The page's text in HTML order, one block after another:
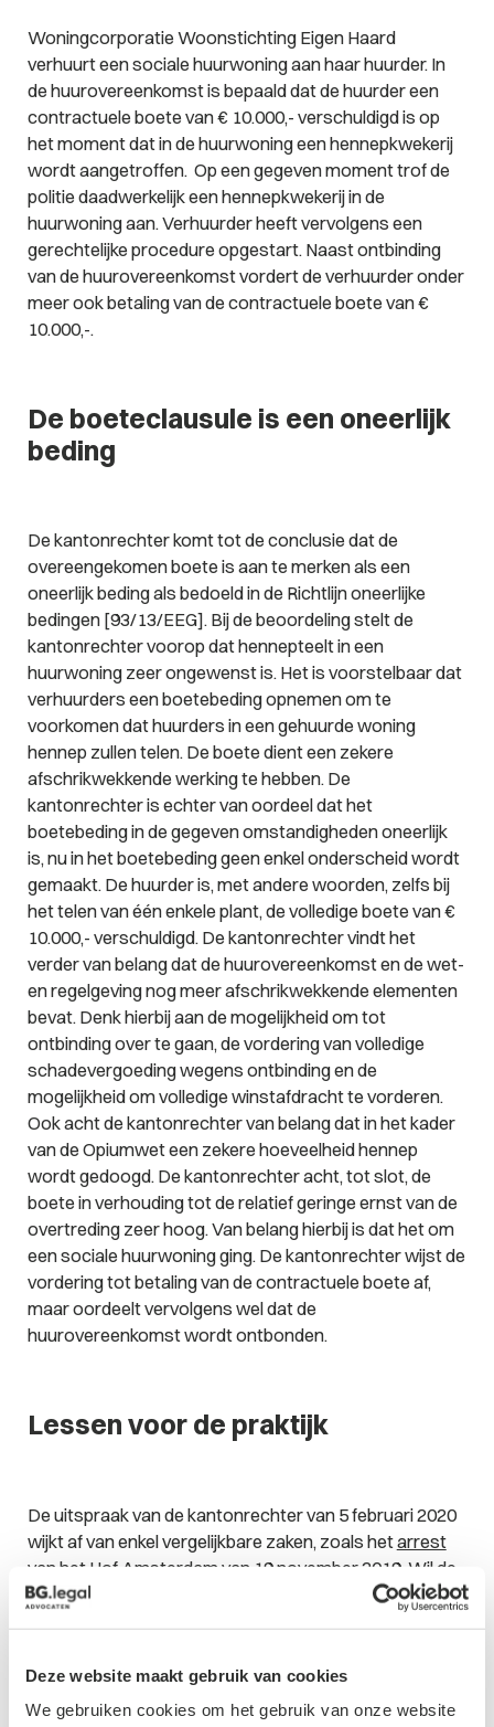
Deze website maakt gebruik van cookies
We gebruiken cookies om het gebruik van onze website
Woningcorporatie Woonstichting Eigen Haard
verhuurt een sociale huurwoning aan haar huurder. In
de huurovereenkomst is bepaald dat de huurder een
contractuele boete van € 10.000,- verschuldigd is op
het moment dat in de huurwoning een hennepkwekerij
wordt aangetroffen. Op een gegeven moment trof de
politie daadwerkelijk een hennepkwekerij in de
huurwoning aan. Verhuurder heeft vervolgens een
gerechtelijke procedure opgestart. Naast ontbinding
van de huurovereenkomst vordert de verhuurder onder
meer ook betaling van de contractuele boete van €
10.000,-.
De boeteclausule is een oneerlijk
beding
De kantonrechter komt tot de conclusie dat de
overeengekomen boete is aan te merken als een
oneerlijk beding als bedoeld in de Richtlijn oneerlijke
bedingen [93/13/EEG]. Bij de beoordeling stelt de
kantonrechter voorop dat hennepteelt in een
huurwoning zeer ongewenst is. Het is voorstelbaar dat
verhuurders een boetebeding opnemen om te
voorkomen dat huurders in een gehuurde woning
hennep zullen telen. De boete dient een zekere
afschrikwekkende werking te hebben. De
kantonrechter is echter van oordeel dat het
boetebeding in de gegeven omstandigheden oneerlijk
is, nu in het boetebeding geen enkel onderscheid wordt
gemaakt. De huurder is, met andere woorden, zelfs bij
het telen van één enkele plant, de volledige boete van €
10.000,- verschuldigd. De kantonrechter vindt het
verder van belang dat de huurovereenkomst en de wet-
en regelgeving nog meer afschrikwekkende elementen
bevat. Denk hierbij aan de mogelijkheid om tot
ontbinding over te gaan, de vordering van volledige
schadevergoeding wegens ontbinding en de
mogelijkheid om volledige winstafdracht te vorderen.
Ook acht de kantonrechter van belang dat in het kader
van de Opiumwet een zekere hoeveelheid hennep
wordt gedoogd. De kantonrechter acht, tot slot, de
boete in verhouding tot de relatief geringe ernst van de
overtreding zeer hoog. Van belang hierbij is dat het om
een sociale huurwoning ging. De kantonrechter wijst de
vordering tot betaling van de contractuele boete af,
maar oordeelt vervolgens wel dat de
huurovereenkomst wordt ontbonden.
Lessen voor de praktijk
De uitspraak van de kantonrechter van 5 februari 2020
wijkt af van enkel vergelijkbare zaken, zoals hetarrest
van het Hof Amsterdam van 19 november 2019. Wil de
boete een zekere afschrikwekkende werking hebben,
drugshandel aanzienlijke winsten behaald kunnen
worden. In het hiervoor aangehaalde arrest van het hof